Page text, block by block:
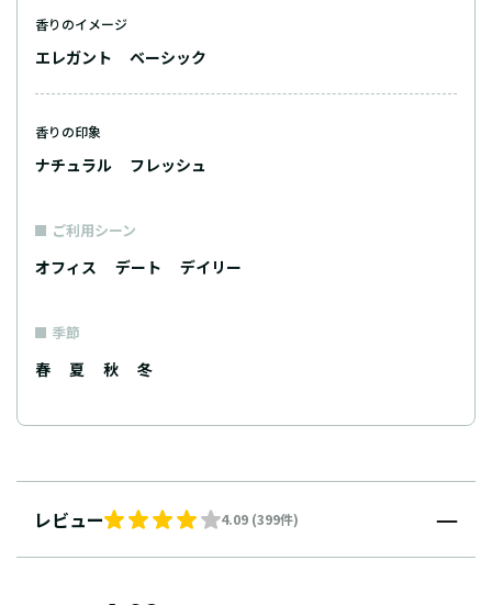
香りのイメージ
エレガント ベーシック
香りの印象
ナチュラル フレッシュ
ご利用シーン
オフィス デート デイリー
季節
春 夏 秋 冬
レビュー 4.09 (399件)